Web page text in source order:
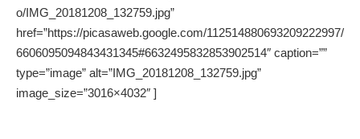
o/IMG_20181208_132759.jpg”
href=”https://picasaweb.google.com/112514880693209222997/
6606095094843431345#6632495832853902514″ caption=””
type=”image” alt=”IMG_20181208_132759.jpg”
image_size=”3016×4032″ ]